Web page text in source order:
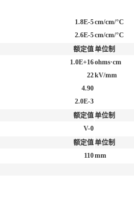
1.8E-5cm/cm/°C
2.6E-5cm/cm/°C
额定值单位制
1.0E+16ohms·cm
22kV/mm
4.90
2.0E-3
额定值单位制
V-0
额定值单位制
110mm